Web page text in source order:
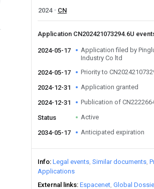
2024
CN
Application CN202421073294.6U
2024-05-17
Application filed by
Industry Co ltd
2024-05-17
Priority to
2024-12-31 Application granted
2024-12-31 Publication of
Status Active
2034-05-17 Anticipated expiration
Info Legal events Similar documents
Applications
External links Espacenet Global